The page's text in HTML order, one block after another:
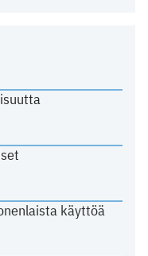
käyttöä